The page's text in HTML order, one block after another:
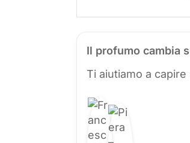
Il profumo cambia
Ti aiutiamo a